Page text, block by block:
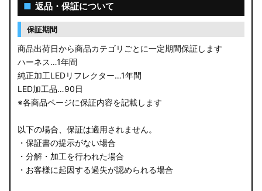
■ 返品・保証について
保証期間
商品出荷日から商品カテゴリごとに一定期間保証します
ハーネス…1年間
純正加工LEDリフレクター…1年間
LED加工品…90日
※各商品ページに保証内容を記載します
以下の場合、保証は適用されません。
・保証書の提示がない場合
・分解・加工を行われた場合
・お客様に起因する過失が認められる場合